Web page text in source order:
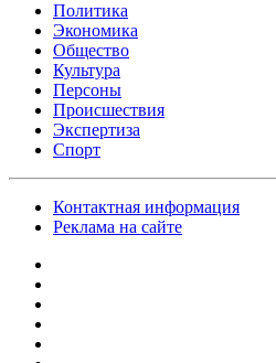
Политика
Экономика
Общество
Культура
Персоны
Происшествия
Экспертиза
Спорт
Контактная информация
Реклама на сайте